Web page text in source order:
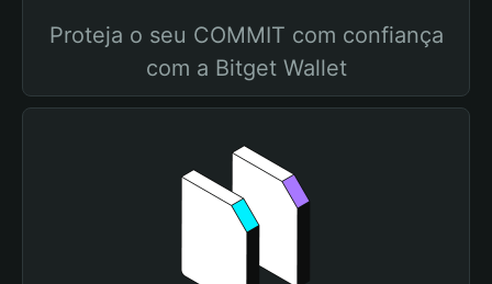
Proteja o seu COMMIT com confiança
com a Bitget Wallet